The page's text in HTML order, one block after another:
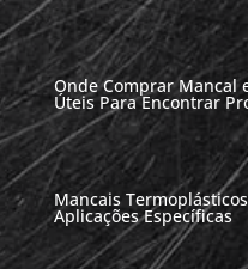
Onde Comprar Mancal
Úteis Para Encontrar
Mancais
Aplicações Específicas